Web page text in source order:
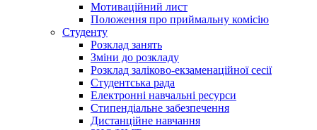
Мотиваційний лист
Положення про приймальну комісію
Студенту
Розклад занять
Зміни до розкладу
Розклад заліково-екзаменаційної сесії
Студентська рада
Електронні навчальні ресурси
Стипендіальне забезпечення
Дистанційне навчання